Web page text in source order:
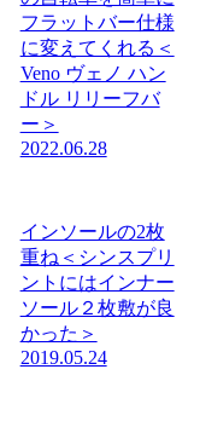
フラットバー仕様
に変えてくれる＜
Veno ヴェノ ハン
ドル リリーフバ
ー＞
2022.06.28
インソールの2枚
重ね＜シンスプリ
ントにはインナー
ソール２枚敷が良
かった＞
2019.05.24